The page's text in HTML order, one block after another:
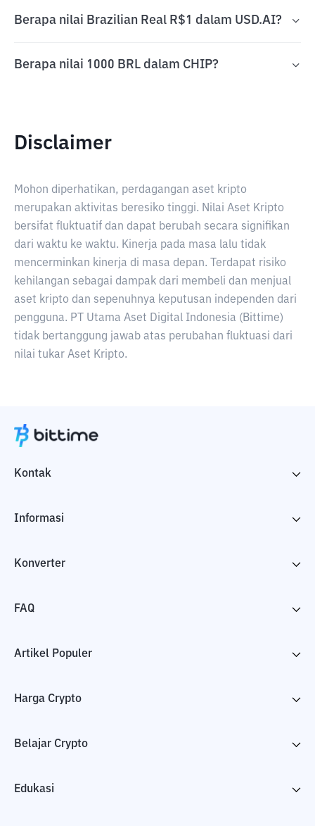
Berapa nilai Brazilian Real R$1 dalam USD.AI?
Berapa nilai 1000 BRL dalam CHIP?
Disclaimer
Mohon diperhatikan, perdagangan aset kripto
merupakan aktivitas beresiko tinggi. Nilai Aset Kripto
bersifat fluktuatif dan dapat berubah secara signifikan
dari waktu ke waktu. Kinerja pada masa lalu tidak
mencerminkan kinerja di masa depan. Terdapat risiko
kehilangan sebagai dampak dari membeli dan menjual
aset kripto dan sepenuhnya keputusan independen dari
pengguna. PT Utama Aset Digital Indonesia (Bittime)
tidak bertanggung jawab atas perubahan fluktuasi dari
nilai tukar Aset Kripto.
Kontak
Informasi
Konverter
FAQ
Artikel Populer
Harga Crypto
Belajar Crypto
Edukasi